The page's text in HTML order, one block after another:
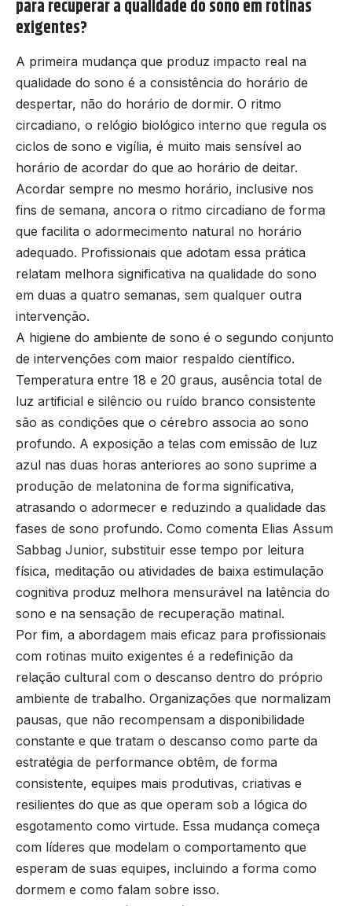
para recuperar a qualidade do sono em rotinas
exigentes?
A primeira mudança que produz impacto real na
qualidade do sono é a consistência do horário de
despertar, não do horário de dormir. O ritmo
circadiano, o relógio biológico interno que regula os
ciclos de sono e vigília, é muito mais sensível ao
horário de acordar do que ao horário de deitar.
Acordar sempre no mesmo horário, inclusive nos
fins de semana, ancora o ritmo circadiano de forma
que facilita o adormecimento natural no horário
adequado. Profissionais que adotam essa prática
relatam melhora significativa na qualidade do sono
em duas a quatro semanas, sem qualquer outra
intervenção.
A higiene do ambiente de sono é o segundo conjunto
de intervenções com maior respaldo científico.
Temperatura entre 18 e 20 graus, ausência total de
luz artificial e silêncio ou ruído branco consistente
são as condições que o cérebro associa ao sono
profundo. A exposição a telas com emissão de luz
azul nas duas horas anteriores ao sono suprime a
produção de melatonina de forma significativa,
atrasando o adormecer e reduzindo a qualidade das
fases de sono profundo. Como comenta Elias Assum
Sabbag Junior, substituir esse tempo por leitura
física, meditação ou atividades de baixa estimulação
cognitiva produz melhora mensurável na latência do
sono e na sensação de recuperação matinal.
Por fim, a abordagem mais eficaz para profissionais
com rotinas muito exigentes é a redefinição da
relação cultural com o descanso dentro do próprio
ambiente de trabalho. Organizações que normalizam
pausas, que não recompensam a disponibilidade
constante e que tratam o descanso como parte da
estratégia de performance obtêm, de forma
consistente, equipes mais produtivas, criativas e
resilientes do que as que operam sob a lógica do
esgotamento como virtude. Essa mudança começa
com líderes que modelam o comportamento que
esperam de suas equipes, incluindo a forma como
dormem e como falam sobre isso.